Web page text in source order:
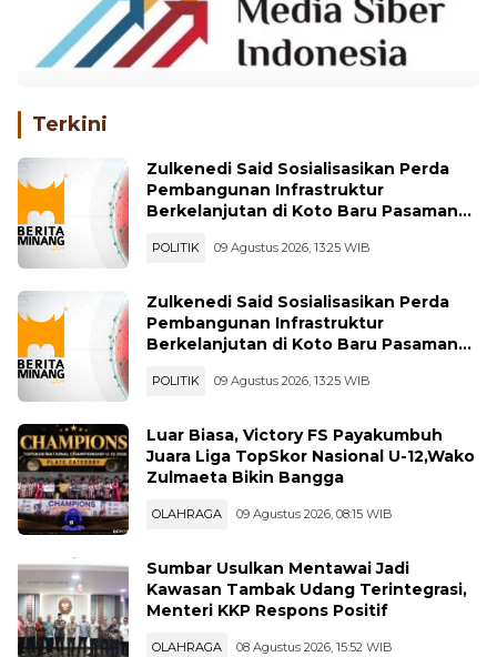
Terkini
Zulkenedi Said Sosialisasikan Perda
Pembangunan Infrastruktur
Berkelanjutan di Koto Baru Pasaman
POLITIK 09 Agustus 2026, 13:25 WIB
Zulkenedi Said Sosialisasikan Perda
Pembangunan Infrastruktur
Berkelanjutan di Koto Baru Pasaman
POLITIK 09 Agustus 2026, 13:25 WIB
Luar Biasa, Victory FS Payakumbuh
Juara Liga TopSkor Nasional U-12,Wako
Zulmaeta Bikin Bangga
OLAHRAGA 09 Agustus 2026, 08:15 WIB
Sumbar Usulkan Mentawai Jadi
Kawasan Tambak Udang Terintegrasi,
Menteri KKP Respons Positif
OLAHRAGA 08 Agustus 2026, 15:52 WIB